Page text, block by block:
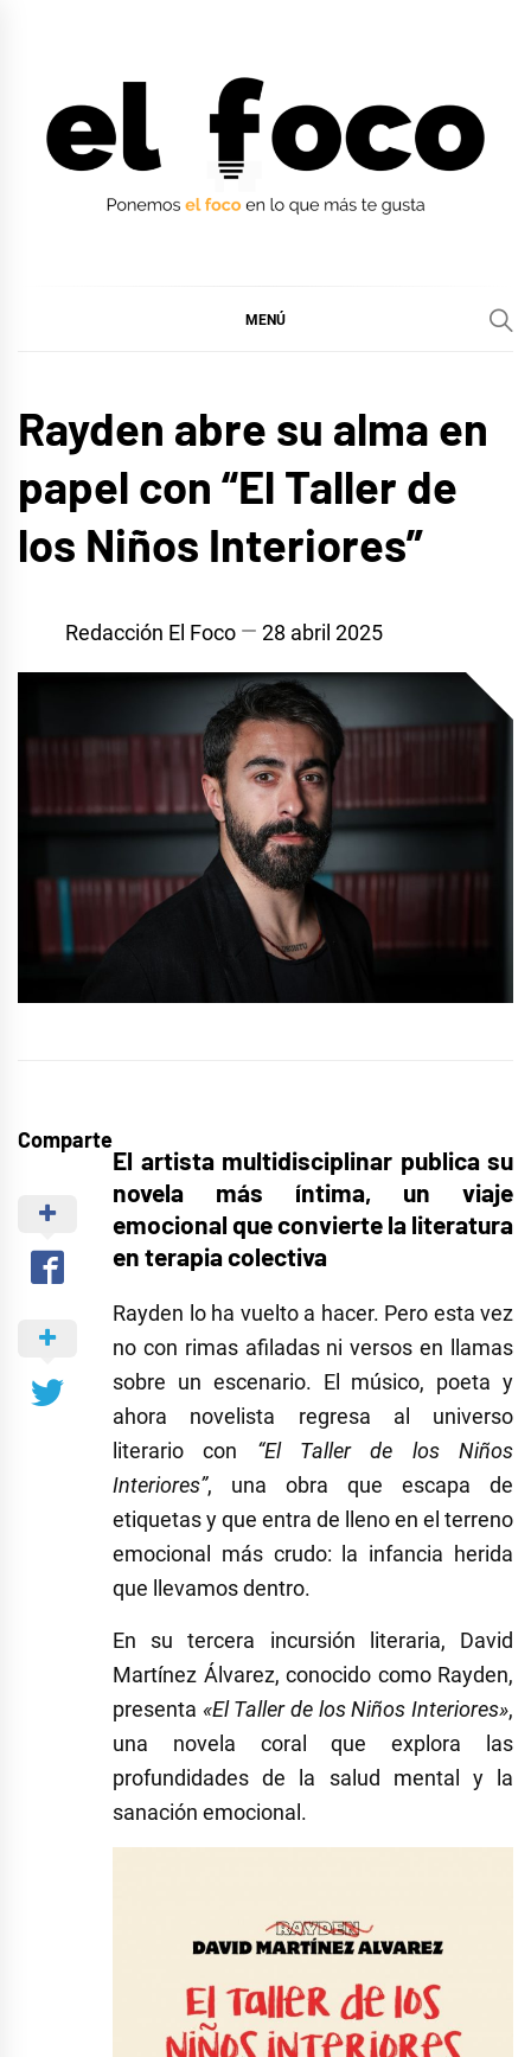
MENÚ
STYLE
Rayden abre su alma en
papel con “El Taller de
los Niños Interiores”
Redacción El Foco 28 abril 2025
Comparte
El artista multidisciplinar publica su
novela más íntima, un viaje
emocional que convierte la literatura
en terapia colectiva
Rayden lo ha vuelto a hacer. Pero esta vez
no con rimas afiladas ni versos en llamas
sobre un escenario. El músico, poeta y
ahora novelista regresa al universo
literario con “El Taller de los Niños
Interiores”, una obra que escapa de
etiquetas y que entra de lleno en el terreno
emocional más crudo: la infancia herida
que llevamos dentro.
En su tercera incursión literaria, David
Martínez Álvarez, conocido como Rayden,
presenta «El Taller de los Niños Interiores»,
una novela coral que explora las
profundidades de la salud mental y la
sanación emocional.